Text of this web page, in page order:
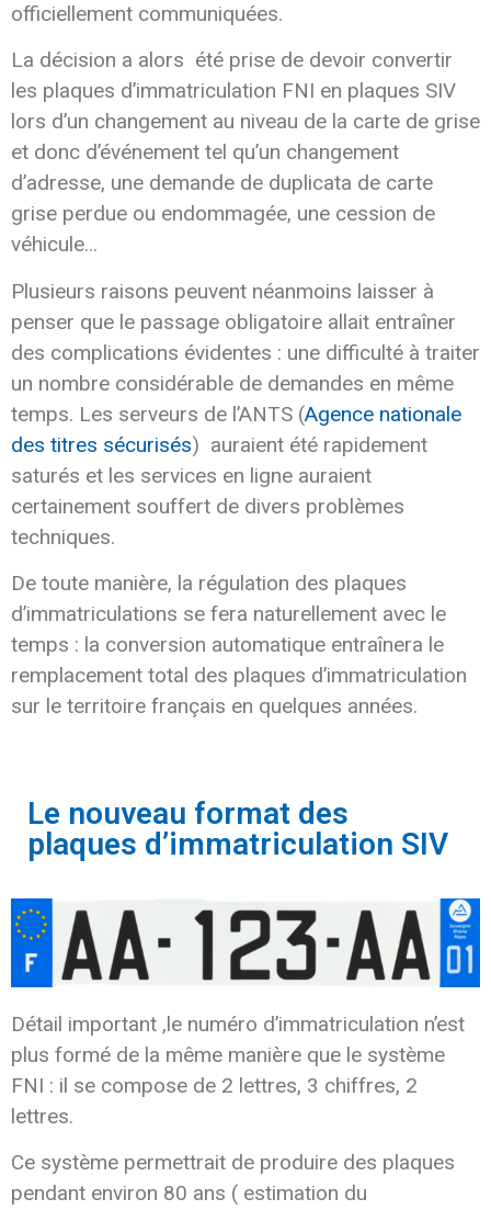
officiellement communiquées.
La décision a alors été prise de devoir convertir
les plaques d’immatriculation FNI en plaques SIV
lors d’un changement au niveau de la carte de grise
et donc d’événement tel qu’un changement
d’adresse, une demande de duplicata de carte
grise perdue ou endommagée, une cession de
véhicule…
Plusieurs raisons peuvent néanmoins laisser à
penser que le passage obligatoire allait entraîner
des complications évidentes : une difficulté à traiter
un nombre considérable de demandes en même
temps. Les serveurs de l’ANTS (Agence nationale
des titres sécurisés) auraient été rapidement
saturés et les services en ligne auraient
certainement souffert de divers problèmes
techniques.
De toute manière, la régulation des plaques
d’immatriculations se fera naturellement avec le
temps : la conversion automatique entraînera le
remplacement total des plaques d’immatriculation
sur le territoire français en quelques années.
Le nouveau format des
plaques d’immatriculation SIV
Détail important ,le numéro d’immatriculation n’est
plus formé de la même manière que le système
FNI : il se compose de 2 lettres, 3 chiffres, 2
lettres.
Ce système permettrait de produire des plaques
pendant environ 80 ans ( estimation du